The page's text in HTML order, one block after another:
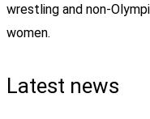
wrestling and non-
women.
Latest news